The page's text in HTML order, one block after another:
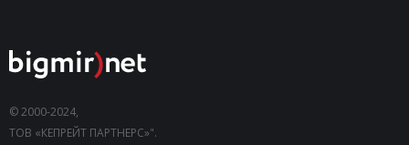
© 2000-2024,
ТОВ «КЕПРЕЙТ ПАРТНЕРС»".